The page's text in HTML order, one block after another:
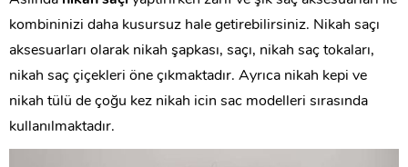
kombininizi daha kusursuz hale getirebilirsiniz. Nikah saçı
aksesuarları olarak nikah şapkası, saçı, nikah saç tokaları,
nikah saç çiçekleri öne çıkmaktadır. Ayrıca nikah kepi ve
nikah tülü de çoğu kez nikah icin sac modelleri sırasında
kullanılmaktadır.